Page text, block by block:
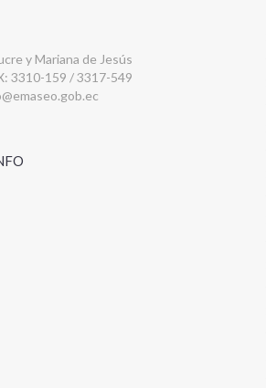
y Mariana de Jesús
3310-159 / 3317-549